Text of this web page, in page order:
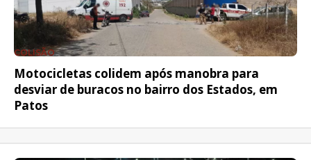
COLISÃO
Motocicletas colidem após manobra para
desviar de buracos no bairro dos Estados, em
Patos